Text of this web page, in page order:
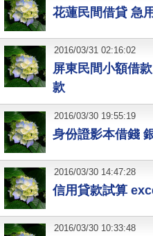
花蓮民間借貸 急
屏東民間小額借
款
2016/03/31 02:16:02
身份證影本借錢
2016/03/30 19:55:19
信用貸款試算
2016/03/30 14:47:28
2016/03/30 10:33:48